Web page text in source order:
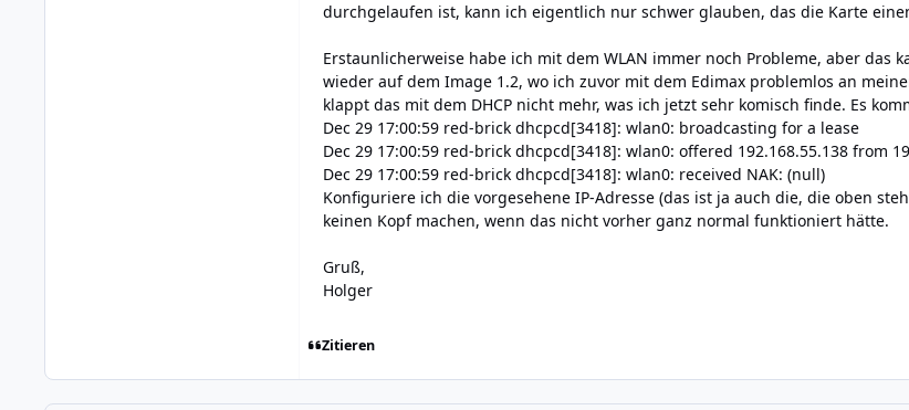
durchgelaufen ist, kann ich eigentlich nur schwer glauben, das die Karte
Erstaunlicherweise habe ich mit dem WLAN immer noch Probleme, aber
wieder auf dem Image 1.2, wo ich zuvor mit dem Edimax problemlos an
klappt das mit dem DHCP nicht mehr, was ich jetzt sehr komisch finde. Es
Dec 29 17:00:59 red-brick dhcpcd[3418]: wlan0: broadcasting for a lease
Dec 29 17:00:59 red-brick dhcpcd[3418]: wlan0: offered 192.168.55.138 from
Dec 29 17:00:59 red-brick dhcpcd[3418]: wlan0: received NAK: (null)
Konfiguriere ich die vorgesehene IP-Adresse (das ist ja auch die, die oben
keinen Kopf machen, wenn das nicht vorher ganz normal funktioniert hätte.
Gruß,
Holger
Zitieren